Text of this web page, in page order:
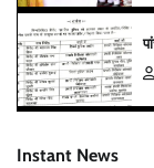
Instant News